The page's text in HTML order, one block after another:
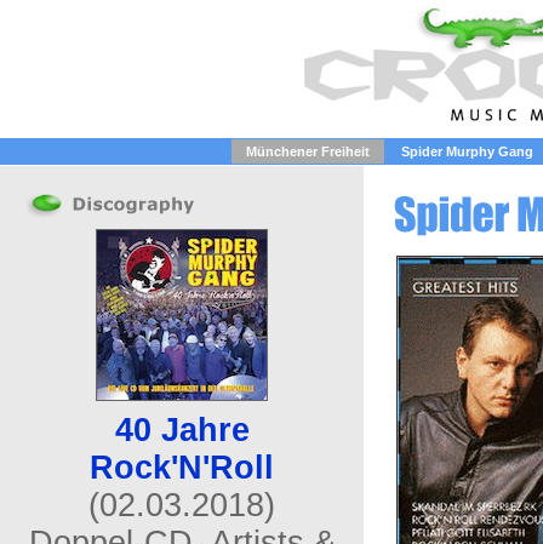
Münchener Freiheit Spider Murphy Gang
40 Jahre
Rock'N'Roll
(02.03.2018)